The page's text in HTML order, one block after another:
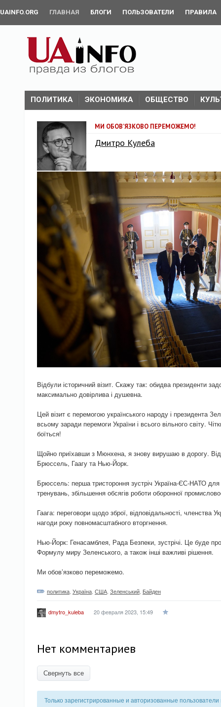
UAINFO.ORG ГЛАВНАЯ БЛОГИ ПОЛЬЗОВАТЕЛИ ПРАВИЛА
ПОЛИТИКА ЭКОНОМИКА ОБЩЕСТВО
МИ ОБОВ’ЯЗКОВО ПЕРЕМОЖЕМО!
Дмитро Кулеба
Відбули історичний візит. Скажу так: обидва президенти
максимально довірлива і душевна.
Цей візит є перемогою українського народу і президента
всьому заради перемоги України і всього вільного світу.
боїться!
Щойно приїхавши з Мюнхена, я знову вирушаю в дорогу.
Брюссель, Гаагу та Нью-Йорк.
Брюссель: перша тристороння зустріч Україна-ЄС-НАТО для
тренувань, збільшення обсягів роботи оборонної
Гаага: переговори щодо зброї, відповідальності, членства
нагоди року повномасштабного вторгнення.
Нью-Йорк: Генасамблея, Рада Безпеки, зустрічі. Це буде про
Формулу миру Зеленського, а також інші важливі рішення.
Ми обов’язково переможемо.
политика Україна США Зеленський Байден
dmytro_kuleba 20 февраля 2023, 15:49
Нет комментариев
Свернуть все
Только зарегистрированные и авторизованные